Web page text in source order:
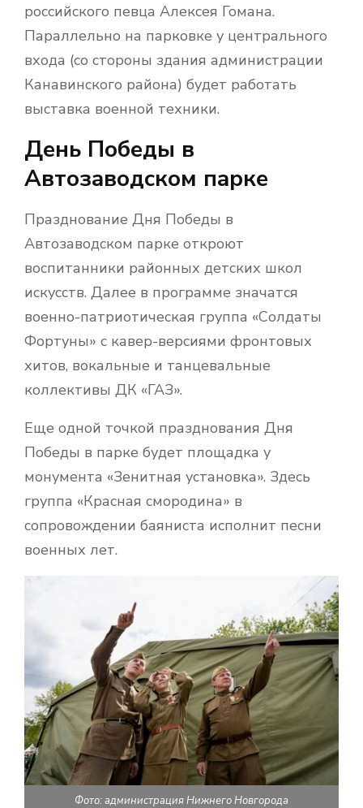
российского певца Алексея Гомана.
Параллельно на парковке у центрального
входа (со стороны здания администрации
Канавинского района) будет работать
выставка военной техники.
День Победы в
Автозаводском парке
Празднование Дня Победы в
Автозаводском парке откроют
воспитанники районных детских школ
искусств. Далее в программе значатся
военно-патриотическая группа «Солдаты
Фортуны» с кавер-версиями фронтовых
хитов, вокальные и танцевальные
коллективы ДК «ГАЗ».
Еще одной точкой празднования Дня
Победы в парке будет площадка у
монумента «Зенитная установка». Здесь
группа «Красная смородина» в
сопровождении баяниста исполнит песни
военных лет.
Фото: администрация Нижнего Новгорода